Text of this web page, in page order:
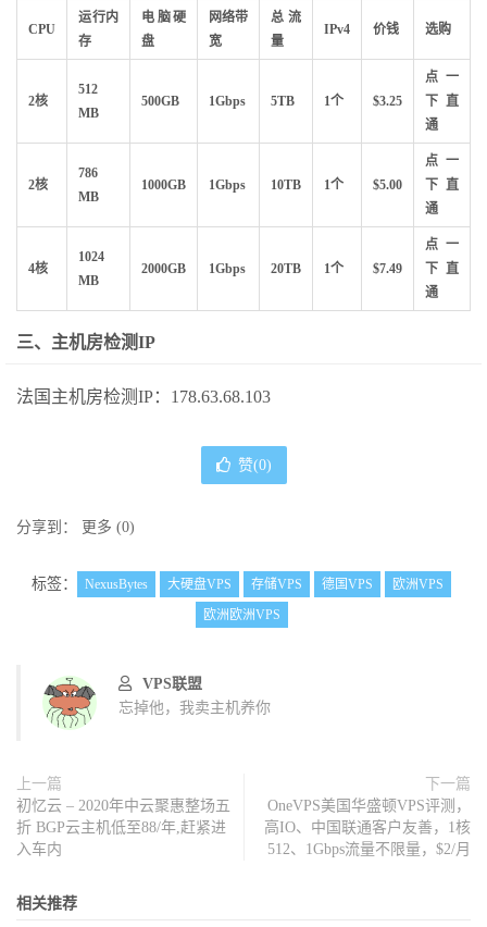
CPU
运行内
存
电脑硬
盘
网络带
宽
总流
量
IPv4 价钱 选购
2核
512
MB
500GB 1Gbps 5TB 1个 $3.25
点一
下直
通
2核
786
MB
1000GB 1Gbps 10TB 1个 $5.00
点一
下直
通
4核
1024
MB
2000GB 1Gbps 20TB 1个 $7.49
点一
下直
通
三、主机房检测IP
法国主机房检测IP：178.63.68.103
赞(0)
分享到： 更多 (0)
标签： NexusBytes 大硬盘VPS 存储VPS 德国VPS
欧洲VPS
欧洲欧洲VPS
VPS联盟
忘掉他，我卖主机养你
上一篇
初忆云 – 2020年中云聚惠整场五
折 BGP云主机低至88/年,赶紧进
入车内
下一篇
OneVPS美国华盛顿VPS评测，
高IO、中国联通客户友善，1核
512、1Gbps流量不限量，$2/月
相关推荐